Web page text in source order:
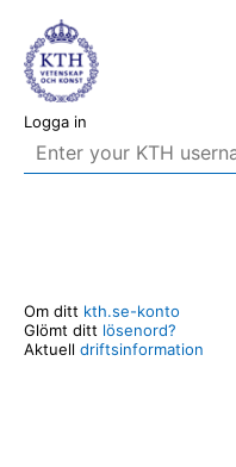
Logga in
Om ditt kth.se-konto
Glömt ditt lösenord?
Aktuell driftsinformation